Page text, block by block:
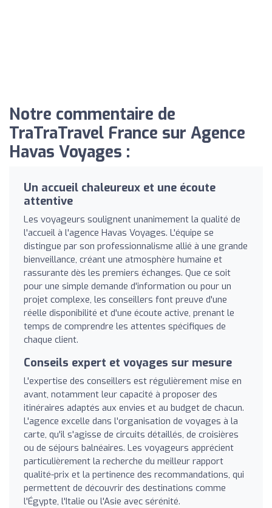
Notre commentaire de
TraTraTravel France sur Agence
Havas Voyages :
Un accueil chaleureux et une écoute
attentive
Les voyageurs soulignent unanimement la qualité de
l'accueil à l'agence Havas Voyages. L'équipe se
distingue par son professionnalisme allié à une grande
bienveillance, créant une atmosphère humaine et
rassurante dès les premiers échanges. Que ce soit
pour une simple demande d'information ou pour un
projet complexe, les conseillers font preuve d'une
réelle disponibilité et d'une écoute active, prenant le
temps de comprendre les attentes spécifiques de
chaque client.
Conseils expert et voyages sur mesure
L'expertise des conseillers est régulièrement mise en
avant, notamment leur capacité à proposer des
itinéraires adaptés aux envies et au budget de chacun.
L'agence excelle dans l'organisation de voyages à la
carte, qu'il s'agisse de circuits détaillés, de croisières
ou de séjours balnéaires. Les voyageurs apprécient
particulièrement la recherche du meilleur rapport
qualité-prix et la pertinence des recommandations, qui
permettent de découvrir des destinations comme
l'Égypte, l'Italie ou l'Asie avec sérénité.